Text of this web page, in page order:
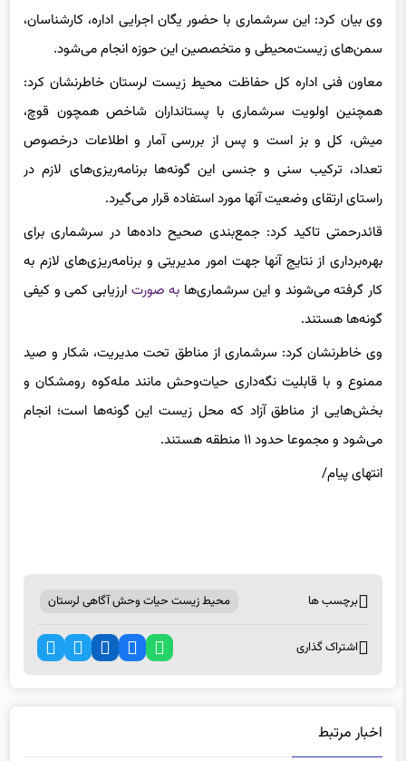
وی بیان کرد: این سرشماری با حضور یگان اجرایی اداره، کارشناسان،
سمن‌های زیست‌محیطی و متخصصین این حوزه انجام می‌شود.
معاون فنی اداره کل حفاظت محیط زیست لرستان خاطرنشان کرد:
همچنین اولویت سرشماری با پستانداران شاخص همچون قوچ،
میش، کل و بز است و پس از بررسی آمار و اطلاعات درخصوص
تعداد، ترکیب سنی و جنسی این گونه‌ها برنامه‌ریزی‌های لازم در
راستای ارتقای وضعیت آنها مورد استفاده قرار می‌گیرد.
قائدرحمتی تاکید کرد: جمع‌بندی صحیح داده‌ها در سرشماری برای
بهره‌برداری از نتایج آنها جهت امور مدیریتی و برنامه‌ریزی‌های لازم به
کار گرفته می‌شوند و این سرشماری‌ها به صورت ارزیابی کمی و کیفی
گونه‌ها هستند.
وی خاطرنشان کرد: سرشماری از مناطق تحت مدیریت، شکار و صید
ممنوع و با قابلیت نگه‌داری حیات‌وحش مانند مله‌کوه رومشکان و
بخش‌هایی از مناطق آزاد که محل زیست این گونه‌ها است؛ انجام
می‌شود و مجموعا حدود ۱۱ منطقه هستند.
انتهای پیام/
برچسب ها محیط زیست حیات وحش آگاهی لرستان
اشتراک گذاری
اخبار مرتبط